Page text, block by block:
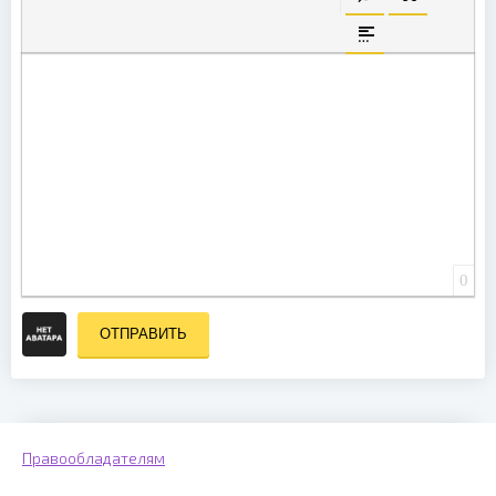
ВСТАВКА
0
ОТПРАВИТЬ
Правообладателям